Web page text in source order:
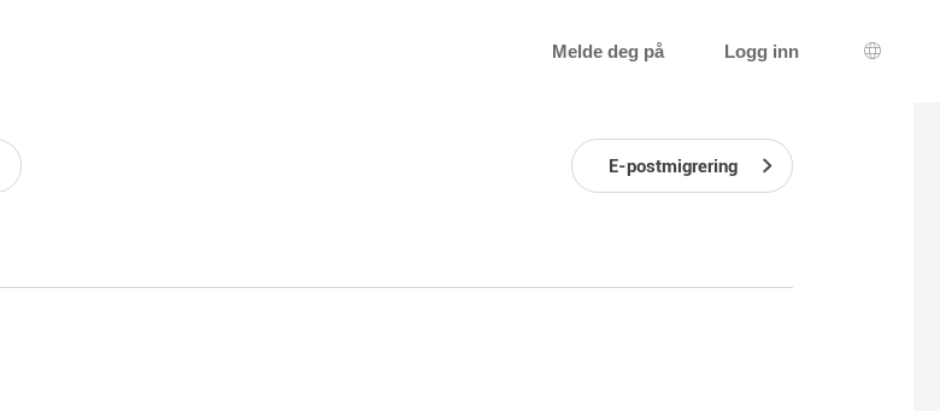
Melde deg på Logg inn
E-postmigrering